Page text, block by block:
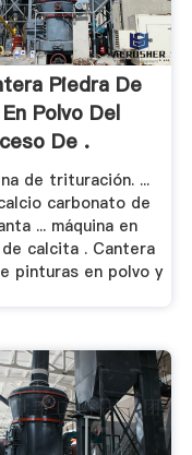
Piedra De
Polvo Del
De .
de trituración. ...
carbonato de
... máquina en
calcita . Cantera
pinturas en polvo y